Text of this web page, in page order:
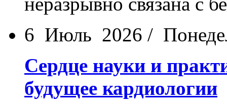
6 Июль 2026 /
Сердце науки и
будущее кардиологии